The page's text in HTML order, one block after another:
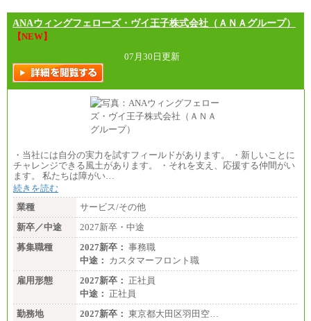
ANAウィングフェローズ・ヴイ王子株式会社（ＡＮＡグループ）
【NEW】
07月30日更新
・当社には自分の実力を試すフィールドがあります。 ・新しいことに
チャレンジできる風土があります。 ・それを支え、応援する仲間がい
ます。 私たちは障がい…
続きを読む
業種
サービス/その他
新卒／中途
2027新卒・中途
募集職種
2027新卒： 事務職
中途：
カスタマーフロント職
雇用形態
2027新卒： 正社員
中途： 正社員
勤務地
2027新卒： 東京都大田区羽田空…